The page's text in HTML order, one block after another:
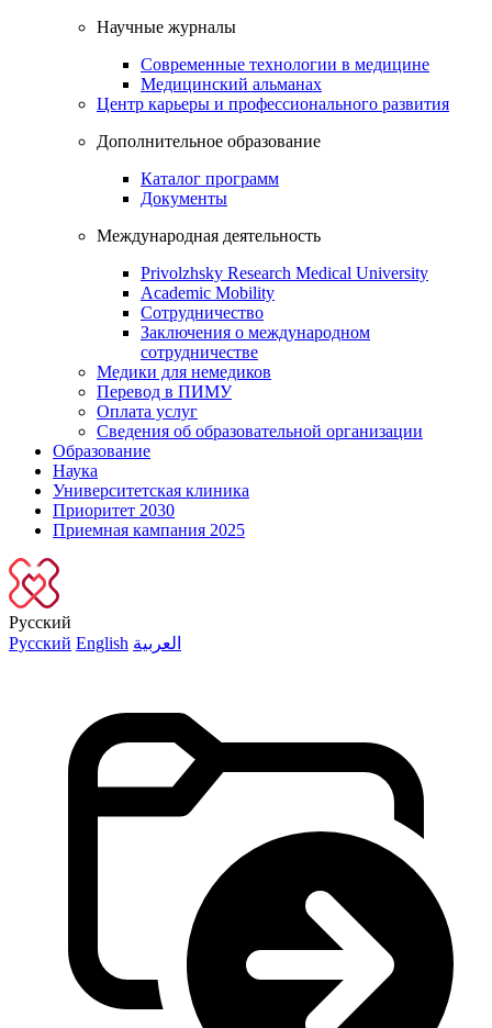
Научные журналы
Современные технологии в медицине
Медицинский альманах
Центр карьеры и профессионального развития
Дополнительное образование
Каталог программ
Документы
Международная деятельность
Privolzhsky Research Medical University
Academic Mobility
Сотрудничество
Заключения о международном
сотрудничестве
Медики для немедиков
Перевод в ПИМУ
Оплата услуг
Сведения об образовательной организации
Образование
Наука
Университетская клиника
Приоритет 2030
Приемная кампания 2025
Русский
Русский English العربية